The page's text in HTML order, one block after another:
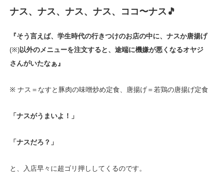
ナス、ナス、ナス、ナス、ココ〜ナス 🎵
『そう言えば、学生時代の行きつけのお店の中に、ナスか唐揚げ
(※)以外のメニューを注文すると、途端に機嫌が悪くなるオヤジ
さんがいたなぁ』
※ ナス＝なすと豚肉の味噌炒め定食、唐揚げ＝若鶏の唐揚げ定食
「ナスがうまいよ！」
「ナスだろ？」
と、入店早々に超ゴリ押ししてくるのです。